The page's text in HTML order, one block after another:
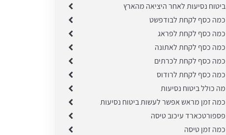
ביטוח נסיעות לאחר היציאה מהארץ
כמה כסף לקחת לבודפשט
כמה כסף לקחת לפראג
כמה כסף לקחת לאתונה
כמה כסף לקחת לכרתים
כמה כסף לקחת לרודוס
מה כולל ביטוח נסיעות
כמה זמן מראש אפשר לעשות ביטוח נסיעות
פספורטכארד עיכוב טיסה
כמה זמן טיסה